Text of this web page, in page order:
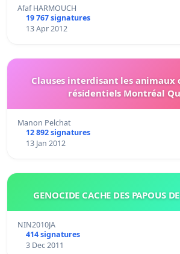
Afaf HARMOUCH
19 767 signatures
13 Apr 2012
Clauses interdisant les animaux
résidentiels Montréal
Manon Pelchat
12 892 signatures
13 Jan 2012
GENOCIDE CACHE DES PAPOUS
NIN2010JA
414 signatures
3 Dec 2011